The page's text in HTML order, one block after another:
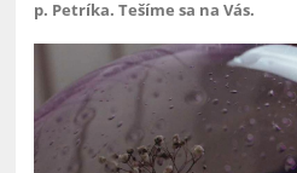
p. Petríka.Tešíme sa na Vás.